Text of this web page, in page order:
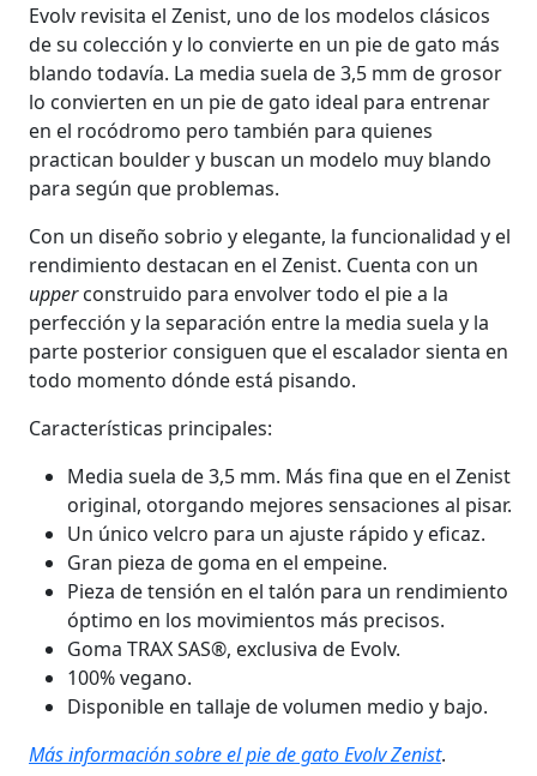
Evolv revisita el Zenist, uno de los modelos clásicos
de su colección y lo convierte en un pie de gato más
blando todavía. La media suela de 3,5 mm de grosor
lo convierten en un pie de gato ideal para entrenar
en el rocódromo pero también para quienes
practican boulder y buscan un modelo muy blando
para según que problemas.
Con un diseño sobrio y elegante, la funcionalidad y el
rendimiento destacan en el Zenist. Cuenta con un
upperconstruido para envolver todo el pie a la
perfección y la separación entre la media suela y la
parte posterior consiguen que el escalador sienta en
todo momento dónde está pisando.
Características principales:
Media suela de 3,5 mm. Más fina que en el Zenist
original, otorgando mejores sensaciones al pisar.
Un único velcro para un ajuste rápido y eficaz.
Gran pieza de goma en el empeine.
Pieza de tensión en el talón para un rendimiento
óptimo en los movimientos más precisos.
Goma TRAX SAS®, exclusiva de Evolv.
100% vegano.
Disponible en tallaje de volumen medio y bajo.
Más información sobre el pie de gato Evolv Zenist.